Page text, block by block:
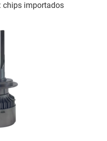
chips importados